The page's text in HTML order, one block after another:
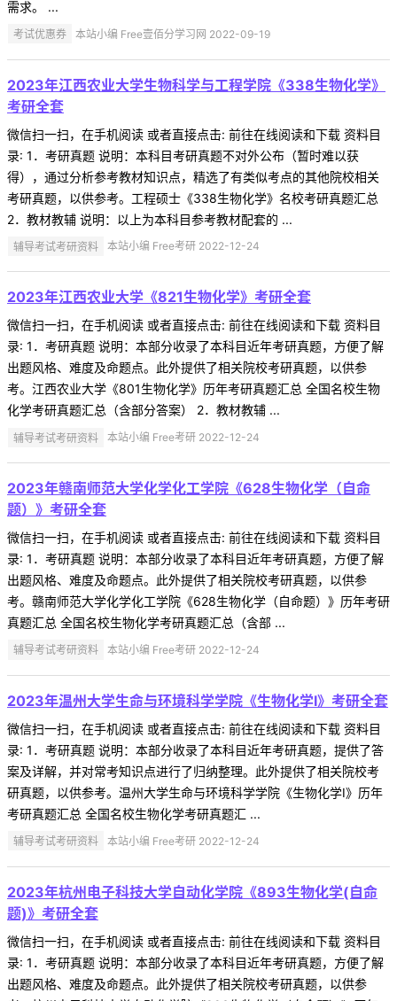
需求。 ...
考试优惠券 本站小编 Free壹佰分学习网 2022-09-19
2023年江西农业大学生物科学与工程学院《338生物化学》
考研全套
微信扫一扫，在手机阅读 或者直接点击: 前往在线阅读和下载 资料目
录: 1．考研真题 说明：本科目考研真题不对外公布（暂时难以获
得），通过分析参考教材知识点，精选了有类似考点的其他院校相关
考研真题，以供参考。工程硕士《338生物化学》名校考研真题汇总
2．教材教辅 说明：以上为本科目参考教材配套的 ...
辅导考试考研资料 本站小编 Free考研 2022-12-24
2023年江西农业大学《821生物化学》考研全套
微信扫一扫，在手机阅读 或者直接点击: 前往在线阅读和下载 资料目
录: 1．考研真题 说明：本部分收录了本科目近年考研真题，方便了解
出题风格、难度及命题点。此外提供了相关院校考研真题，以供参
考。江西农业大学《801生物化学》历年考研真题汇总 全国名校生物
化学考研真题汇总（含部分答案） 2．教材教辅 ...
辅导考试考研资料 本站小编 Free考研 2022-12-24
2023年赣南师范大学化学化工学院《628生物化学（自命
题）》考研全套
微信扫一扫，在手机阅读 或者直接点击: 前往在线阅读和下载 资料目
录: 1．考研真题 说明：本部分收录了本科目近年考研真题，方便了解
出题风格、难度及命题点。此外提供了相关院校考研真题，以供参
考。赣南师范大学化学化工学院《628生物化学（自命题）》历年考研
真题汇总 全国名校生物化学考研真题汇总（含部 ...
辅导考试考研资料 本站小编 Free考研 2022-12-24
2023年温州大学生命与环境科学学院《生物化学Ⅰ》考研全套
微信扫一扫，在手机阅读 或者直接点击: 前往在线阅读和下载 资料目
录: 1．考研真题 说明：本部分收录了本科目近年考研真题，提供了答
案及详解，并对常考知识点进行了归纳整理。此外提供了相关院校考
研真题，以供参考。温州大学生命与环境科学学院《生物化学Ⅰ》历年
考研真题汇总 全国名校生物化学考研真题汇 ...
辅导考试考研资料 本站小编 Free考研 2022-12-24
2023年杭州电子科技大学自动化学院《893生物化学(自命
题)》考研全套
微信扫一扫，在手机阅读 或者直接点击: 前往在线阅读和下载 资料目
录: 1．考研真题 说明：本部分收录了本科目近年考研真题，方便了解
出题风格、难度及命题点。此外提供了相关院校考研真题，以供参